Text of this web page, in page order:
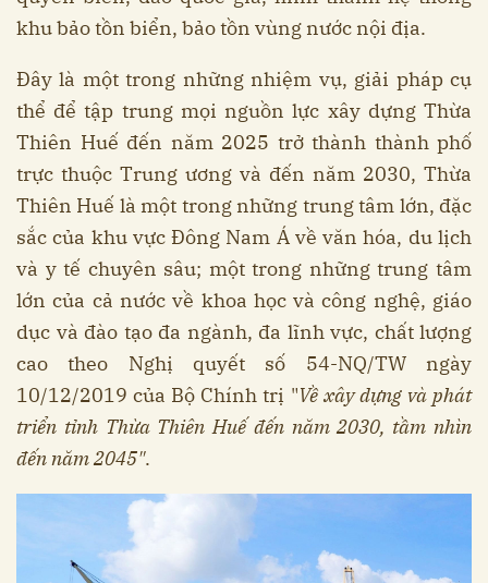
khu bảo tồn biển, bảo tồn vùng nước nội địa.
Đây là một trong những nhiệm vụ, giải pháp cụ
thể để tập trung mọi nguồn lực xây dựng Thừa
Thiên Huế đến năm 2025 trở thành thành phố
trực thuộc Trung ương và đến năm 2030, Thừa
Thiên Huế là một trong những trung tâm lớn, đặc
sắc của khu vực Đông Nam Á về văn hóa, du lịch
và y tế chuyên sâu; một trong những trung tâm
lớn của cả nước về khoa học và công nghệ, giáo
dục và đào tạo đa ngành, đa lĩnh vực, chất lượng
cao theo Nghị quyết số 54-NQ/TW ngày
10/12/2019 của Bộ Chính trị "Về xây dựng và phát
triển tỉnh Thừa Thiên Huế đến năm 2030, tầm nhìn
đến năm 2045".